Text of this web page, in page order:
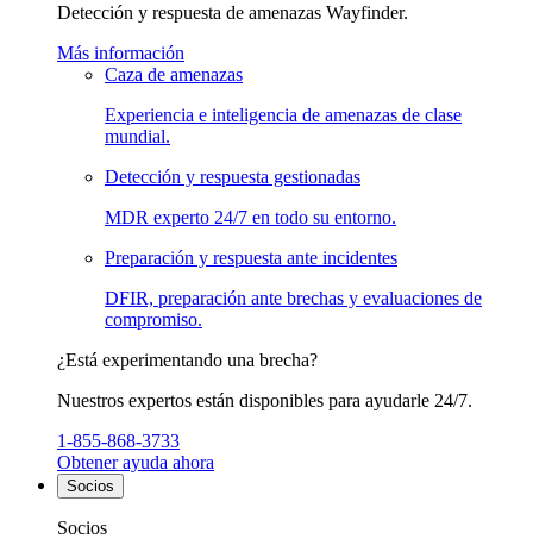
Detección y respuesta de amenazas Wayfinder.
Más información
Caza de amenazas
Experiencia e inteligencia de amenazas de clase
mundial.
Detección y respuesta gestionadas
MDR experto 24/7 en todo su entorno.
Preparación y respuesta ante incidentes
DFIR, preparación ante brechas y evaluaciones de
compromiso.
¿Está experimentando una brecha?
Nuestros expertos están disponibles para ayudarle 24/7.
1-855-868-3733
Obtener ayuda ahora
Socios
Socios